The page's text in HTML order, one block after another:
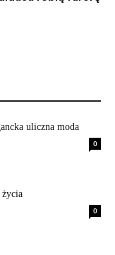
uliczna moda
0
0